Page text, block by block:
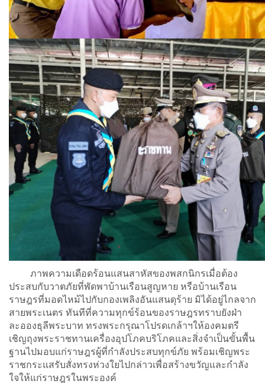
ภาพความเดือดร้อนแสนสาหัสของพสกนิกรเมื่อต้อง
ประสบกับวาตภัยที่พัดพาบ้านเรือนสูญหาย หรือบ้านเรือน
ราษฎรที่มอดไหม้ไปกับกองเพลิงอันแสนดุร้าย มิได้อยู่ไกลจาก
สายพระเนตร ทันทีที่ความทุกข์ร้อนของราษฎรทราบยังฝ่า
ละอองธุลีพระบาท ทรงพระกรุณาโปรดเกล้าฯให้องคมตรี
เชิญถุงพระราชทานเครื่องอุปโภคบริโภคและสิ่งจำเป็นขั้นพื้น
ฐานไปมอบแก่ราษฎรผู้ที่กำลังประสบทุกข์ภัย พร้อมเชิญพระ
ราชกระแสรับสั่งทรงห่วงใยไปกล่าวเพื่อสร้างขวัญและกำลัง
ใจให้แก่ราษฎรในพระองค์